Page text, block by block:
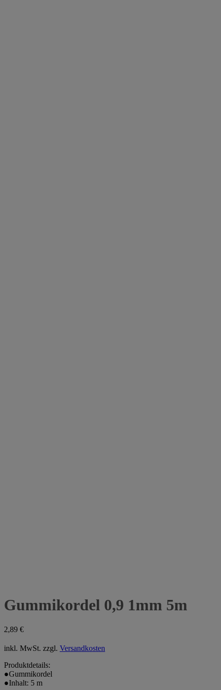
Gummikordel 0,9 1mm 5m
2,89 €
inkl. MwSt. zzgl. Versandkosten
Produktdetails:
●Gummikordel
●Inhalt: 5 m